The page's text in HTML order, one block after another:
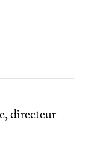
directeur